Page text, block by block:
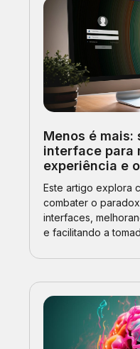
Menos é
interface para
experiência e
Este artigo explora
combater o
interfaces,
e facilitando a